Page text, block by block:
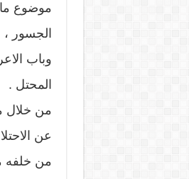
موضوع ما
الجسور ،
وباب
المحتل .
من خلال
عن
من خلفه